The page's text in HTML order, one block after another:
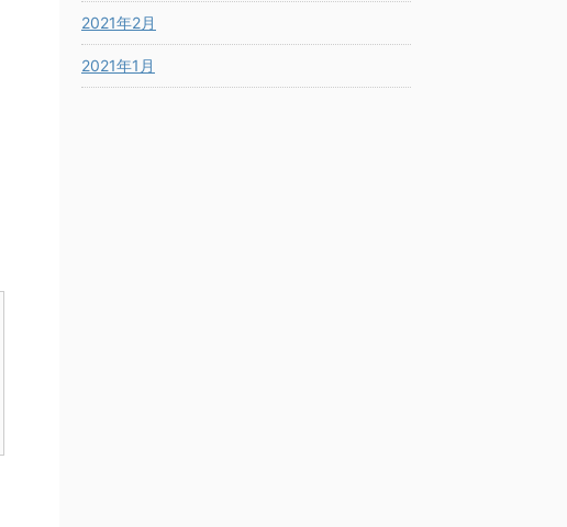
2021年2月
2021年1月